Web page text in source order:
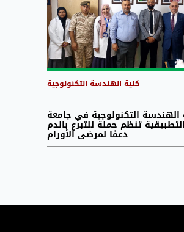
كلية الهندسة التكنولوجية
الهندسة التكنولوجية في جامعة
تنظم حملة للتبرع بالدم
دعمًا لمرضى الأورام